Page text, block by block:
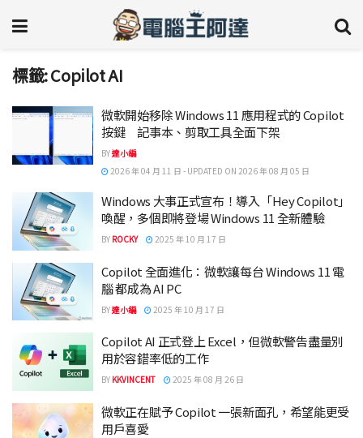
標籤:Copilot AI
微軟開始移除 Windows 11 應用程式的 Copilot
按鍵 記事本、剪取工具全面下架
BY達小編
2026 年 04 月 11 日 - UPDATED ON 2026 年 08 月 05 日
Windows 大事正式宣布！導入「Hey Copilot」
喚醒，多個即將登場 Windows 11 全新體驗
BY ROCKY 2025 年 10 月 17 日
Copilot 全面進化：微軟讓每台 Windows 11 電
腦 都成為 AI PC
BY達小編 2025 年 10 月 17 日
Copilot AI 正式登上 Excel，但微軟警告盡量別
用於容錯率低的工作
BY KKVINCENT 2025 年 08 月 26 日
微軟正在賦予 Copilot 一張新面孔，希望能更受
用戶喜愛